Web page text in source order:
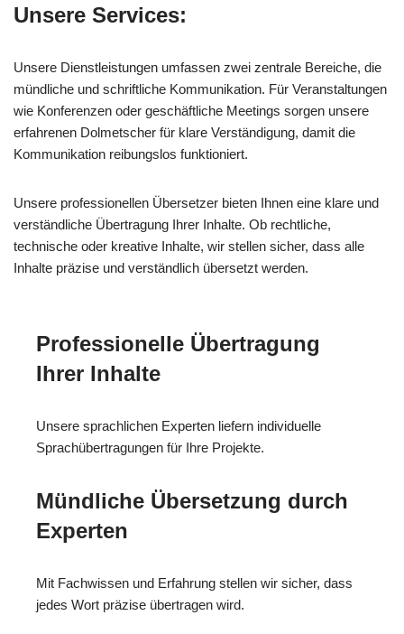
Unsere Services:
Unsere Dienstleistungen umfassen zwei zentrale Bereiche, die
mündliche und schriftliche Kommunikation. Für Veranstaltungen
wie Konferenzen oder geschäftliche Meetings sorgen unsere
erfahrenen Dolmetscher für klare Verständigung, damit die
Kommunikation reibungslos funktioniert.
Unsere professionellen Übersetzer bieten Ihnen eine klare und
verständliche Übertragung Ihrer Inhalte. Ob rechtliche,
technische oder kreative Inhalte, wir stellen sicher, dass alle
Inhalte präzise und verständlich übersetzt werden.
Professionelle Übertragung
Ihrer Inhalte
Unsere sprachlichen Experten liefern individuelle
Sprachübertragungen für Ihre Projekte.
Mündliche Übersetzung durch
Experten
Mit Fachwissen und Erfahrung stellen wir sicher, dass
jedes Wort präzise übertragen wird.